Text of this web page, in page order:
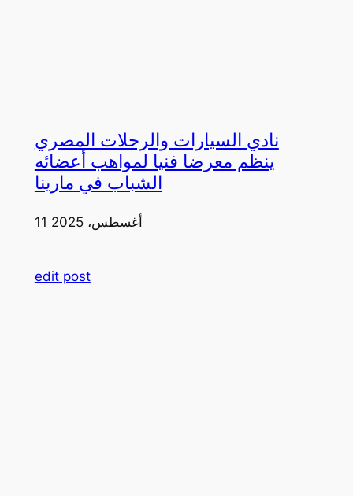
نادي السيارات والرحلات المصري
ينظم معرضا فنيا لمواهب أعضائه
الشباب في مارينا
11 أغسطس، 2025
edit post